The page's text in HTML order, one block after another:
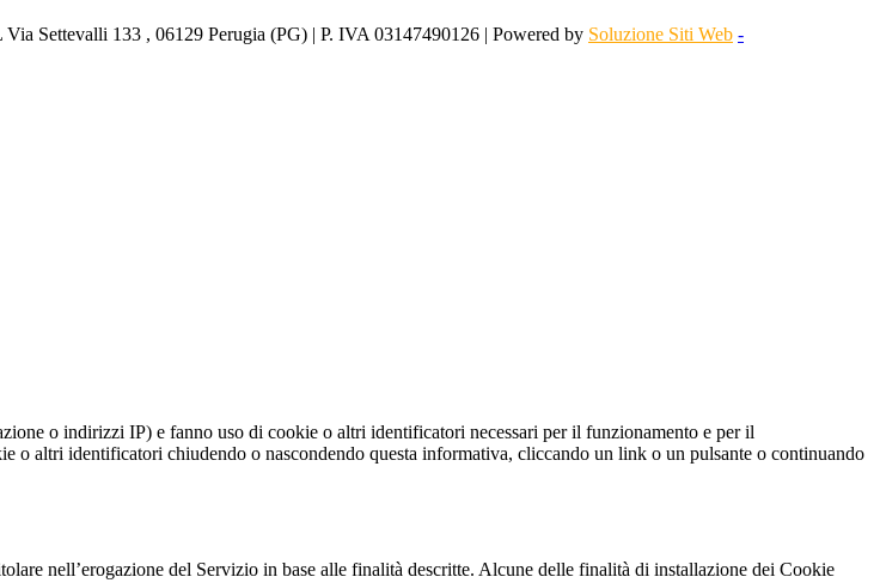
Settevalli 133 , 06129 Perugia (PG) | P. IVA 03147490126 | Powered by Soluzione Siti Web -
o indirizzi IP) e fanno uso di cookie o altri identificatori necessari per il funzionamento e per il
altri identificatori chiudendo o nascondendo questa informativa, cliccando un link o un pulsante o continuando
nell’erogazione del Servizio in base alle finalità descritte. Alcune delle finalità di installazione dei Cookie